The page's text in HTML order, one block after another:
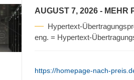
AUGUST 7, 2026 - MEHR
Hypertext-
eng. = Hypertext-
https://homepage-nach-